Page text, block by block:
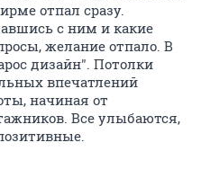
отпал сразу.
с ним и какие
желание отпало. В
дизайн". Потолки
впечатлений
начиная от
Все улыбаются,